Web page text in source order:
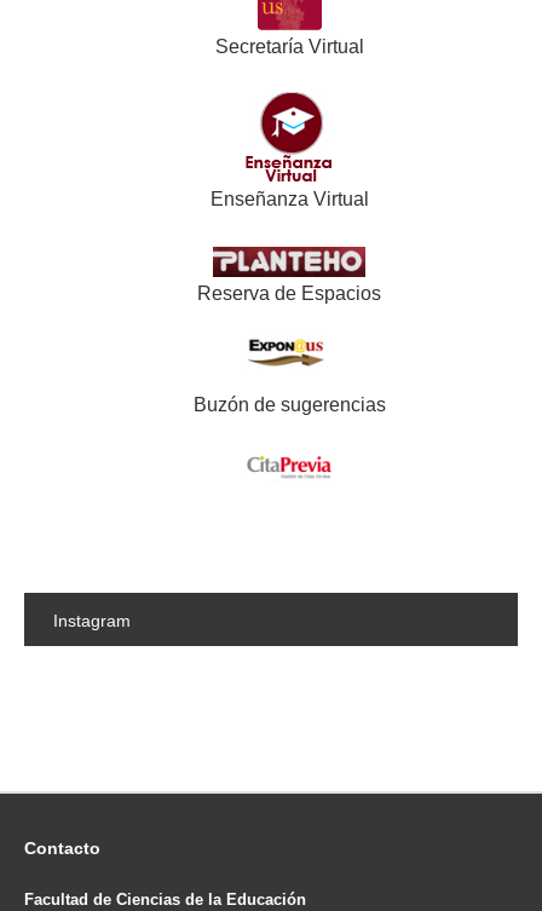
Secretaría Virtual
Enseñanza Virtual
Reserva de Espacios
Buzón de sugerencias
Instagram
Contacto
Facultad de Ciencias de la Educación